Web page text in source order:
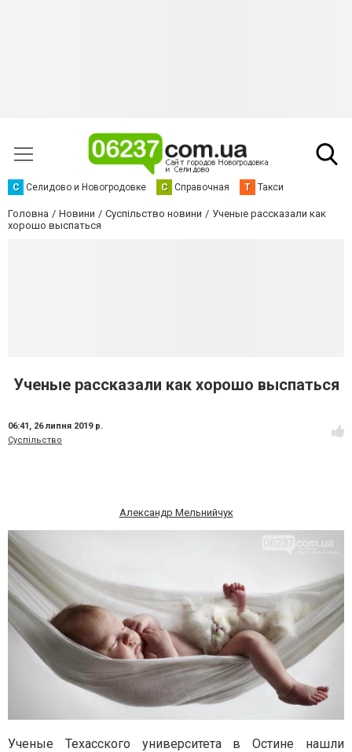
С Селидово и Новогродовке С Справочная Т Такси
Головна Новини Суспільство новини
Ученые рассказали как
хорошо выспаться
Ученые рассказали как хорошо выспаться
06:41, 26 липня 2019 р.
Суспільство
Александр Мельнийчук
Ученые Техасского университета в Остине нашли